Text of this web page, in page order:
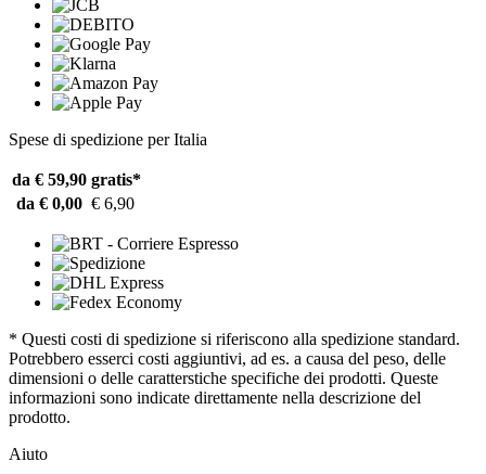
Spese di spedizione per Italia
da € 59,90 gratis*
da € 0,00 € 6,90
* Questi costi di spedizione si riferiscono alla spedizione standard.
Potrebbero esserci costi aggiuntivi, ad es. a causa del peso, delle
dimensioni o delle caratterstiche specifiche dei prodotti. Queste
informazioni sono indicate direttamente nella descrizione del
prodotto.
Aiuto